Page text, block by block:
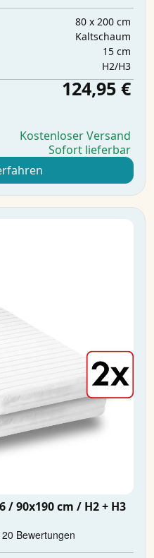
80 x 200 cm
Kaltschaum
15 cm
H2/H3
124,95 €
Kostenloser Versand
Sofort lieferbar
90x190 cm / H2 + H3